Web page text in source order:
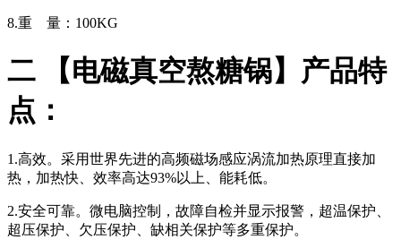
8.重 量：100KG
二 【电磁真空熬糖锅】产品特
点：
1.高效。采用世界先进的高频磁场感应涡流加热原理直接加
热，加热快、效率高达93%以上、能耗低。
2.安全可靠。微电脑控制，故障自检并显示报警，超温保护、
超压保护、欠压保护、缺相关保护等多重保护。